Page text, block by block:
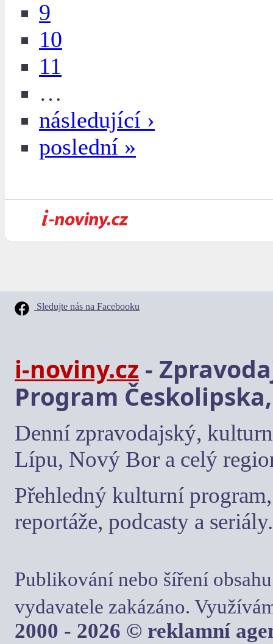
9
10
11
…
následující ›
poslední »
Sledujte nás na Facebooku
i-noviny.cz -
Program
Denní zpravodajský,
Lípu, Nový Bor a celý
Přehledný kulturní
reportáže, podcasty a seriály.
Publikování nebo šíření
vydavatele zakázáno.
2000 - 2026 © reklamní